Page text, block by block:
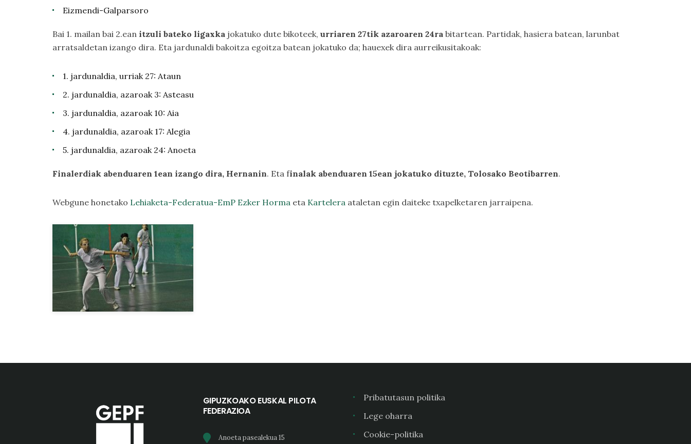
Eizmendi-Galparsoro
Bai 1. mailan bai 2.ean itzuli bateko ligaxka jokatuko dute bikoteek, urriaren 27tik azaroaren 24ra bitartean. Partidak, hasiera batean, larunbat
arratsaldetan izango dira. Eta jardunaldi bakoitza egoitza batean jokatuko da; hauexek dira aurreikusitakoak:
1. jardunaldia, urriak 27: Ataun
2. jardunaldia, azaroak 3: Asteasu
3. jardunaldia, azaroak 10: Aia
4. jardunaldia, azaroak 17: Alegia
5. jardunaldia, azaroak 24: Anoeta
Finalerdiak abenduaren 1ean izango dira, Hernanin. Eta finalak abenduaren 15ean jokatuko dituzte, Tolosako Beotibarren.
Webgune honetako Lehiaketa-Federatua-EmP Ezker Horma eta Kartelera ataletan egin daiteke txapelketaren jarraipena.
GIPUZKOAKO EUSKAL PILOTA
FEDERAZIOA
Anoeta pasealekua 15
Pribatutasun politika
Lege oharra
Cookie-politika